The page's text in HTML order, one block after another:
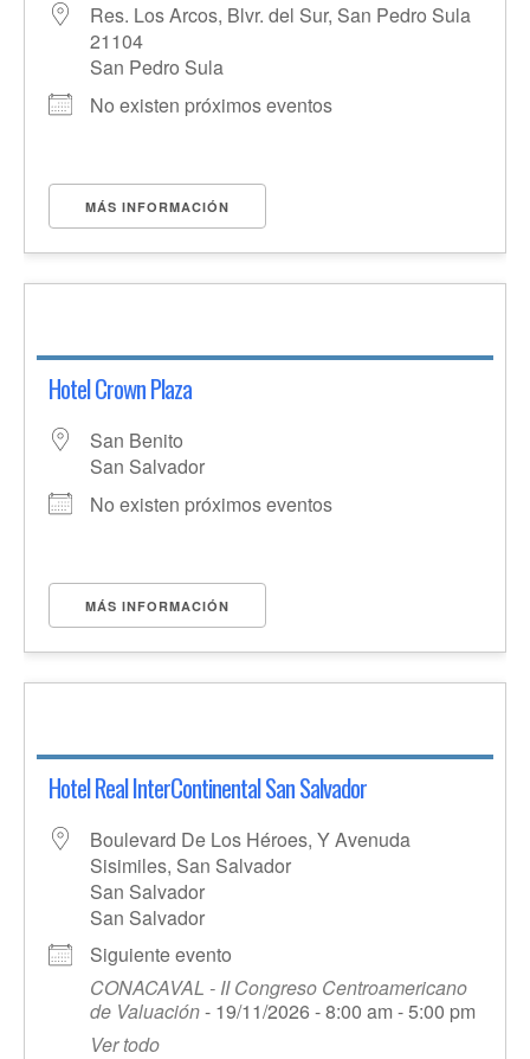
Res. Los Arcos, Blvr. del Sur, San Pedro Sula
21104
San Pedro Sula
No existen próximos eventos
MÁS INFORMACIÓN
Hotel Crown Plaza
San Benito
San Salvador
No existen próximos eventos
MÁS INFORMACIÓN
Hotel Real InterContinental San Salvador
Boulevard De Los Héroes, Y Avenuda
Sisimiles, San Salvador
San Salvador
San Salvador
Siguiente evento
CONACAVAL - II Congreso Centroamericano
de Valuación- 19/11/2026 - 8:00 am - 5:00 pm
Ver todo